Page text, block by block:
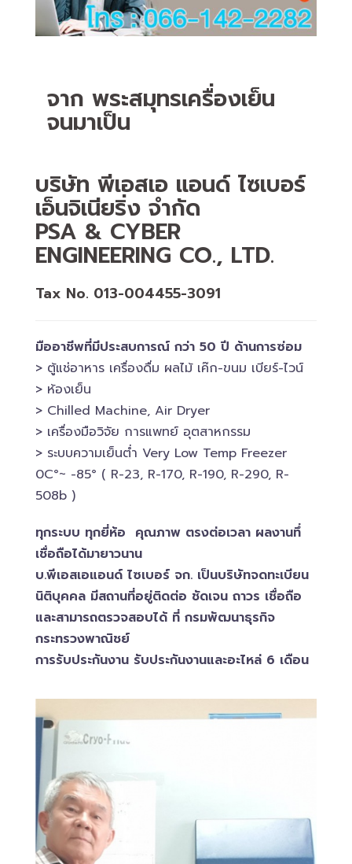
จาก พระสมุทรเครื่องเย็น
จนมาเป็น
บริษัท พีเอสเอ แอนด์ ไซเบอร์
เอ็นจิเนียริ่ง จำกัด
PSA & CYBER
ENGINEERING CO., LTD.
Tax No. 013-004455-3091
มืออาชีพที่มีประสบการณ์ กว่า 50 ปี ด้านการซ่อม
> ตู้แช่อาหาร เครื่องดื่ม ผลไม้ เค๊ก-ขนม เบียร์-ไวน์​
> ห้องเย็น
> Chilled​ Machine, Air Dryer
> เครื่องมือวิจัย การแพทย์​ อุตสาหกรรม
> ระบบความเย็นต่ำ Very Low Temp Freezer
0C°~ -​85° ( R-23, R-170, R-190, R-290, R-
508b )
ทุกระบบ ทุกยี่ห้อ คุณภาพ ตรงต่อเวลา ผลงานทึ่
เชื่อถือได้มายาวนาน
บ.พีเอสเอ​แอนด์ ไซเบอร์​ จก. เป็นบริษัทจดทะเบียน
นิติบุคคล​ มีสถานที่อยู่ติดต่อ ชัดเจน ถาวร เชื่อถือ
และสามารถตรวจสอบ​ได้ ที่ กรมพัฒนาธุรกิจ​
กระทรวงพาณิชย์
การรับประกันงาน รับประกันงานและอะไหล่ 6 เดือน